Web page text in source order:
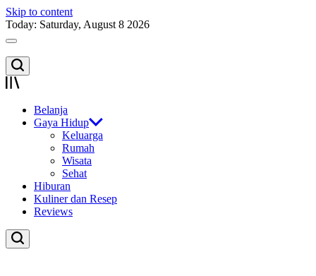
Skip to content
Today: Saturday, August 8 2026
Belanja
Gaya Hidup
Keluarga
Rumah
Wisata
Sehat
Hiburan
Kuliner dan Resep
Reviews